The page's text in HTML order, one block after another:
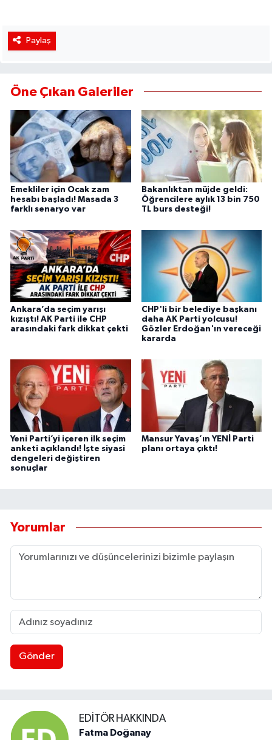
Paylaş
Öne Çıkan Galeriler
Emekliler için Ocak zam
hesabı başladı! Masada 3
farklı senaryo var
Bakanlıktan müjde geldi:
Öğrencilere aylık 13 bin 750
TL burs desteği!
Ankara’da seçim yarışı
kızıştı! AK Parti ile CHP
arasındaki fark dikkat çekti
CHP'li bir belediye başkanı
daha AK Parti yolcusu!
Gözler Erdoğan'ın vereceği
kararda
Yeni Parti’yi içeren ilk seçim
anketi açıklandı! İşte siyasi
dengeleri değiştiren
sonuçlar
Mansur Yavaş’ın YENİ Parti
planı ortaya çıktı!
Yorumlar
Gönder
EDITÖR HAKKINDA
Fatma Doğanay